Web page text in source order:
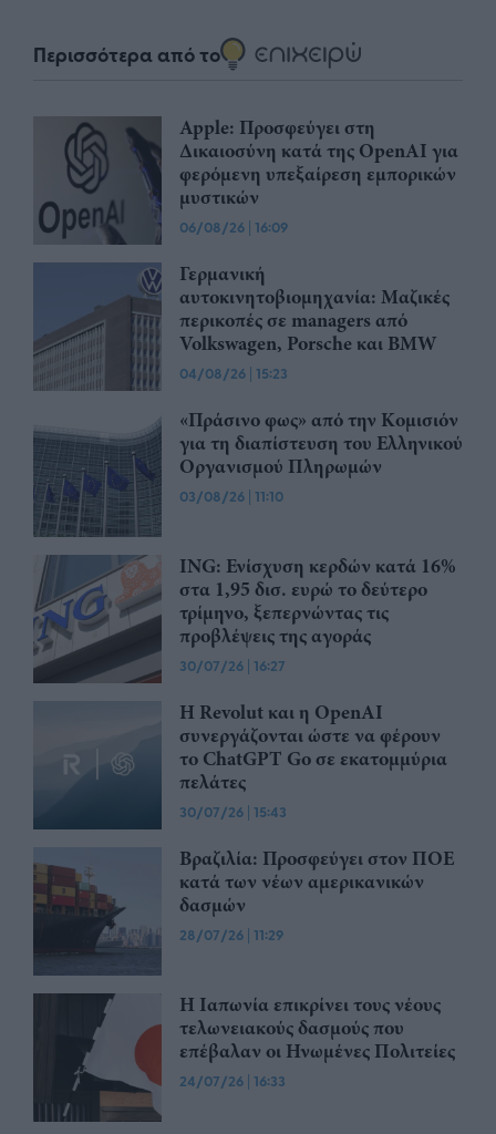
Περισσότερα από το
Apple: Προσφεύγει στη
Δικαιοσύνη κατά της OpenAI για
φερόμενη υπεξαίρεση εμπορικών
μυστικών
06/08/26 | 16:09
Γερμανική
αυτοκινητοβιομηχανία: Μαζικές
περικοπές σε managers από
Volkswagen, Porsche και BMW
04/08/26 | 15:23
«Πράσινο φως» από την Κομισιόν
για τη διαπίστευση του Ελληνικού
Οργανισμού Πληρωμών
03/08/26 | 11:10
ING: Ενίσχυση κερδών κατά 16%
στα 1,95 δισ. ευρώ το δεύτερο
τρίμηνο, ξεπερνώντας τις
προβλέψεις της αγοράς
30/07/26 | 16:27
Η Revolut και η OpenAI
συνεργάζονται ώστε να φέρουν
το ChatGPT Go σε εκατομμύρια
πελάτες
30/07/26 | 15:43
Βραζιλία: Προσφεύγει στον ΠΟΕ
κατά των νέων αμερικανικών
δασμών
28/07/26 | 11:29
Η Ιαπωνία επικρίνει τους νέους
τελωνειακούς δασμούς που
επέβαλαν οι Ηνωμένες Πολιτείες
24/07/26 | 16:33